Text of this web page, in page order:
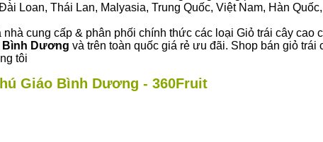
Loan, Thái Lan, Malyasia, Trung Quốc, Việt Nam, Hàn
nhà cung cấp & phân phối chính thức các loại Giỏ trái cây cao
Bình Dương và trên toàn quốc giá rẻ ưu đãi. Shop bán giỏ
tôi
Giáo Bình Dương - 360Fruit